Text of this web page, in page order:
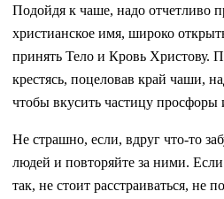
Подойдя к чаше, надо отчетливо
христианское имя, широко
принять Тело и Кровь Христову.
крестясь, поцеловав край чаши,
чтобы вкусить частицу просфоры
Не страшно, если, вдруг что-то
людей и повторяйте за ними.
так, не стоит расстраиваться, не